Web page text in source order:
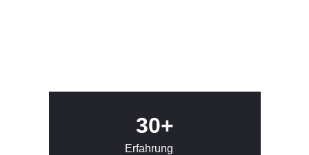
30+
Erfahrung